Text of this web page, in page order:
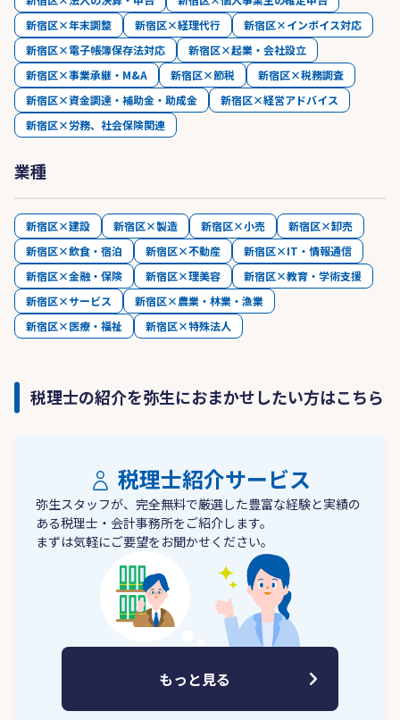
新宿区×年末調整
新宿区×経理代行
新宿区×インボイス対応
新宿区×電子帳簿保存法対応
新宿区×起業・会社設立
新宿区×事業承継・M&A
新宿区×節税
新宿区×税務調査
新宿区×資金調達・補助金・助成金
新宿区×経営アドバイス
新宿区×労務、社会保険関連
業種
新宿区×建設 新宿区×製造 新宿区×小売
新宿区×卸売
新宿区×飲食・宿泊
新宿区×不動産
新宿区×IT・情報通信
新宿区×金融・保険
新宿区×理美容
新宿区×教育・学術支援
新宿区×サービス
新宿区×農業・林業・漁業
新宿区×医療・福祉
新宿区×特殊法人
税理士の紹介を弥生におまかせしたい方はこちら
税理士紹介サービス
弥生スタッフが、完全無料で厳選した豊富な経験と実績の
ある税理士・会計事務所をご紹介します。
まずは気軽にご要望をお聞かせください。
もっと見る